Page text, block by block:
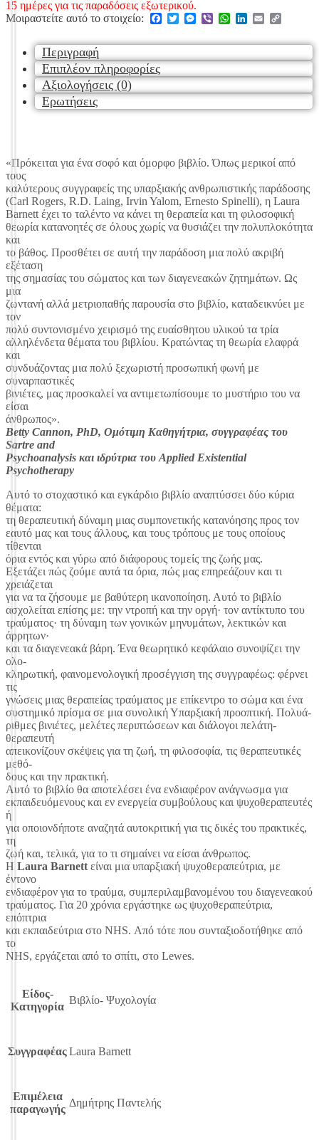
15 ημέρες για τις παραδόσεις εξωτερικού.
Μοιραστείτε αυτό το στοιχείο:
Facebook
TwitterMessenger
ViberWhatsApp
LinkedIn
Email
Περιγραφή
Επιπλέον πληροφορίες
Αξιολογήσεις (0)
Ερωτήσεις
«Πρόκειται για ένα σοφό και όμορφο βιβλίο. Όπως μερικοί από
τους
καλύτερους συγγραφείς της υπαρξιακής ανθρωπιστικής παράδοσης
(Carl Rogers, R.D. Laing, Irvin Yalom, Ernesto Spinelli), η Laura
Barnett έχει το ταλέντο να κάνει τη θεραπεία και τη φιλοσοφική
θεωρία κατανοητές σε όλους χωρίς να θυσιάζει την πολυπλοκότητα
και
το βάθος. Προσθέτει σε αυτή την παράδοση μια πολύ ακριβή
εξέταση
της σημασίας του σώματος και των διαγενεακών ζητημάτων. Ως
μια
ζωντανή αλλά μετριοπαθής παρουσία στο βιβλίο, καταδεικνύει με
τον
πολύ συντονισμένο χειρισμό της ευαίσθητου υλικού τα τρία
αλληλένδετα θέματα του βιβλίου. Κρατώντας τη θεωρία ελαφρά
και
συνδυάζοντας μια πολύ ξεχωριστή προσωπική φωνή με
συναρπαστικές
βινιέτες, μας προσκαλεί να αντιμετωπίσουμε το μυστήριο του να
είσαι
άνθρωπος».
Betty Cannon, PhD, Ομότιμη Καθηγήτρια, συγγραφέας του
Sartre and
Psychoanalysis και ιδρύτρια του Applied Existential
Psychotherapy
Αυτό το στοχαστικό και εγκάρδιο βιβλίο αναπτύσσει δύο κύρια
θέματα:
τη θεραπευτική δύναμη μιας συμπονετικής κατανόησης προς τον
εαυτό μας και τους άλλους, και τους τρόπους με τους οποίους
τίθενται
όρια εντός και γύρω από διάφορους τομείς της ζωής μας.
Εξετάζει πώς ζούμε αυτά τα όρια, πώς μας επηρεάζουν και τι
χρειάζεται
για να τα ζήσουμε με βαθύτερη ικανοποίηση. Αυτό το βιβλίο
ασχολείται επίσης με: την ντροπή και την οργή· τον αντίκτυπο του
τραύματος· τη δύναμη των γονικών μηνυμάτων, λεκτικών και
άρρητων·
και τα διαγενεακά βάρη. Ένα θεωρητικό κεφάλαιο συνοψίζει την
ολο-
κληρωτική, φαινομενολογική προσέγγιση της συγγραφέως: φέρνει
τις
γνώσεις μιας θεραπείας τραύματος με επίκεντρο το σώμα και ένα
συστημικό πρίσμα σε μια συνολική Υπαρξιακή προοπτική. Πολυά-
ριθμες βινιέτες, μελέτες περιπτώσεων και διάλογοι πελάτη-
θεραπευτή
απεικονίζουν σκέψεις για τη ζωή, τη φιλοσοφία, τις θεραπευτικές
μεθό-
δους και την πρακτική.
Αυτό το βιβλίο θα αποτελέσει ένα ενδιαφέρον ανάγνωσμα για
εκπαιδευόμενους και εν ενεργεία συμβούλους και ψυχοθεραπευτές
ή
για οποιονδήποτε αναζητά αυτοκριτική για τις δικές του πρακτικές,
τη
ζωή και, τελικά, για το τι σημαίνει να είσαι άνθρωπος.
Η Laura Barnett είναι μια υπαρξιακή ψυχοθεραπεύτρια, με
έντονο
ενδιαφέρον για το τραύμα, συμπεριλαμβανομένου του διαγενεακού
τραύματος. Για 20 χρόνια εργάστηκε ως ψυχοθεραπεύτρια,
επόπτρια
και εκπαιδεύτρια στο NHS. Από τότε που συνταξιοδοτήθηκε από
το
NHS, εργάζεται από το σπίτι, στο Lewes.
Είδος-
Κατηγορία
Βιβλίο- Ψυχολογία
ΣυγγραφέαςLaura Barnett
Επιμέλεια
παραγωγής
Δημήτρης Παντελής